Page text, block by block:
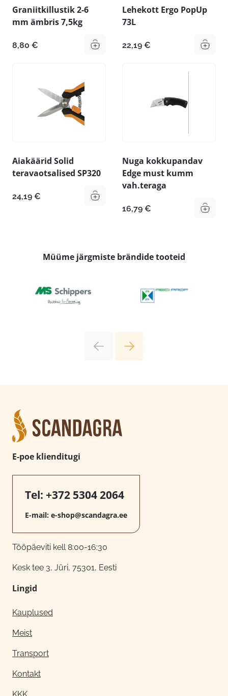
Graniitkillustik 2-6
mm ämbris 7,5kg
8,80 €
Lehekott Ergo PopUp
73L
22,19 €
Aiakäärid Solid
teravaotsalised SP320
24,19 €
Nuga kokkupandav
Edge must kumm
vah.teraga
16,79 €
Müüme järgmiste brändide tooteid
E-poe klienditugi
Tel: +372 5304 2064
E-mail: e-shop@scandagra.ee
Tööpäeviti kell 8:00-16:30
Kesk tee 3, Jüri, 75301, Eesti
Lingid
Kauplused
Meist
Transport
Kontakt